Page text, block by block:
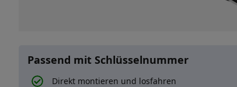
Passend mit Schlüsselnummer
Direkt montieren und losfahren